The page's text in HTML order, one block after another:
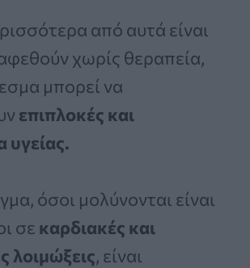
από αυτά είναι
χωρίς θεραπεία,
μπορεί να
επιπλοκές και
υγείας.
όσοι μολύνονται είναι
σε καρδιακές και
λοιμώξεις, είναι